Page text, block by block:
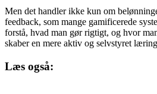
Men det handler ikke kun om
feedback, som mange gamificerede
forstå, hvad man gør rigtigt, og hvor
skaber en mere aktiv og selvstyret
Læs også: